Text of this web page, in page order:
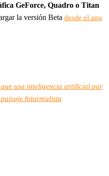
GeForce, Quadro o Titan
la versión Beta desde el anu
usa inteligencia artificial par
fotorrealista